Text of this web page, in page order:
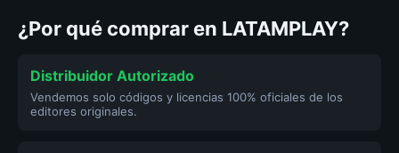
¿Por qué comprar en LATAMPLAY?
Distribuidor Autorizado
Vendemos solo códigos y licencias 100% oficiales de los
editores originales.